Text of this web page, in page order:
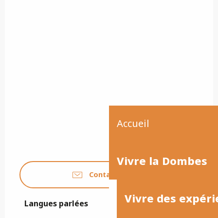
Accueil
Vivre la Dombes
Vivre des
Contactez-nous
Langues parlées
Langues parlées